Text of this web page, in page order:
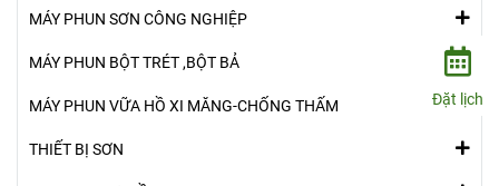
MÁY PHUN SƠN CÔNG NGHIỆP
MÁY PHUN BỘT TRÉT ,BỘT BẢ
MÁY PHUN VỮA HỒ XI MĂNG-CHỐNG THẤM
THIẾT BỊ SƠN
Đặt lịch